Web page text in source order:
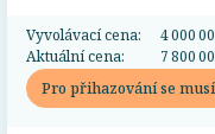
Vyvolávací cena:
4 000
Aktuální cena:
7 800
Pro přihazování se